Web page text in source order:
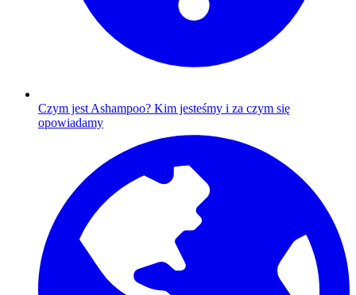
Czym jest Ashampoo? Kim jesteśmy i za czym się
opowiadamy